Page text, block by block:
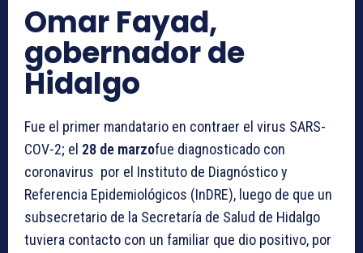
Omar Fayad,
gobernador de
Hidalgo
Fue el primer mandatario en contraer el virus SARS-
COV-2; el 28 de marzofue diagnosticado con
coronavirus por el Instituto de Diagnóstico y
Referencia Epidemiológicos (InDRE), luego de que un
subsecretario de la Secretaría de Salud de Hidalgo
tuviera contacto con un familiar que dio positivo, por